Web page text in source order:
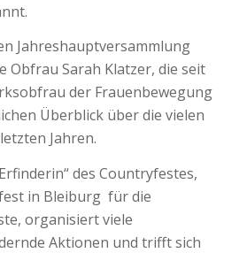
Jahreshauptversammlung
Obfrau Sarah Klatzer, die seit
der Frauenbewegung
Überblick über die vielen
letzten Jahren.
des Countryfestes,
in Bleiburg für die
organisiert viele
Aktionen und trifft sich